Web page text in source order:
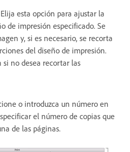
Elija esta opción para ajustar la
de impresión especificado. Se
y, si es necesario, se recorta
del diseño de impresión.
si no desea recortar las
o introduzca un número en
el número de copias que
de las páginas.